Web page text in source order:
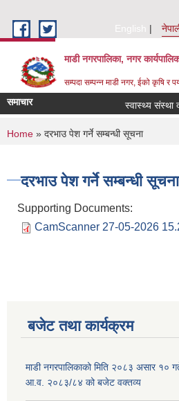
English
माडी नगरपालिका, नगर
सम्पदा सम्पन्न माडी नगर, ईको कृषि र
समाचार स्वास्थ्य संस्था
You are here
Home » दरभाउ पेश गर्ने सम्बन्धी सूचना
दरभाउ पेश गर्ने सम्बन्धी सूचना
Supporting Documents:
CamScanner 27-05-2026
बजेट तथा कार्यक्रम
माडी नगरपालिकाको मिति २०८३ असार १०
आ.व. २०८३/८४ को बजेट वक्तव्य